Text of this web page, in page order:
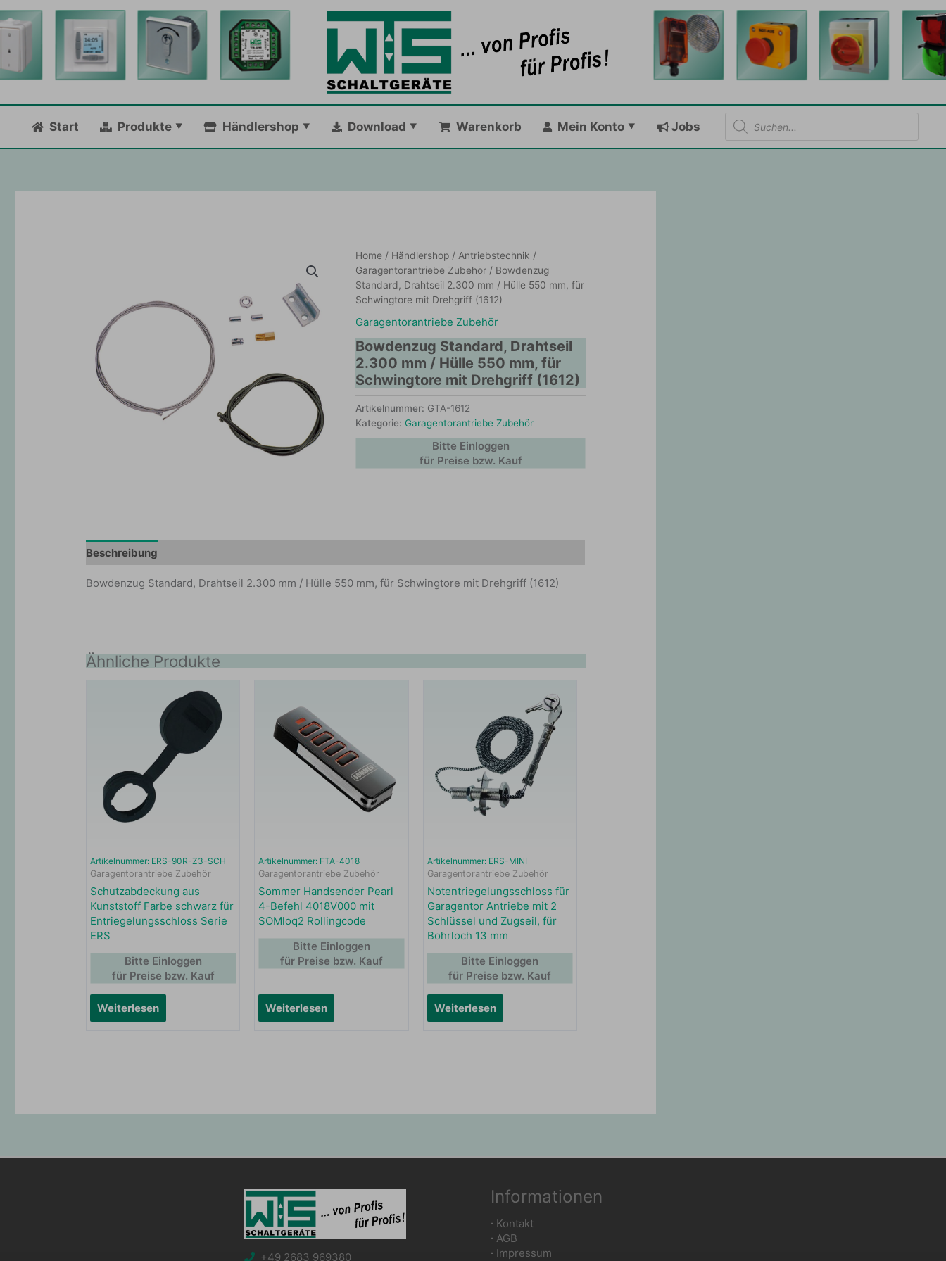
Zum
Inhalt
springen
Start Produkte Händlershop Download Warenkorb Mein Konto Jobs
Products
search
Home / Händlershop / Antriebstechnik /
Garagentorantriebe Zubehör / Bowdenzug
Standard, Drahtseil 2.300 mm / Hülle 550 mm, für
Schwingtore mit Drehgriff (1612)
Garagentorantriebe Zubehör
Bowdenzug Standard, Drahtseil
2.300 mm / Hülle 550 mm, für
Schwingtore mit Drehgriff (1612)
Artikelnummer: GTA-1612
Kategorie:Garagentorantriebe Zubehör
Bitte Einloggen
für Preise bzw. Kauf
Beschreibung
Bowdenzug Standard, Drahtseil 2.300 mm / Hülle 550 mm, für Schwingtore mit Drehgriff (1612)
Ähnliche Produkte
Artikelnummer: ERS-90R-Z3-SCH
Garagentorantriebe Zubehör
Schutzabdeckung aus
Kunststoff Farbe schwarz für
Entriegelungsschloss Serie
ERS
Weiterlesen
Bitte Einloggen
für Preise bzw. Kauf
Artikelnummer: FTA-4018
Garagentorantriebe Zubehör
Sommer Handsender Pearl
4-Befehl 4018V000 mit
SOMloq2 Rollingcode
Weiterlesen
Bitte Einloggen
für Preise bzw. Kauf
Artikelnummer: ERS-MINI
Garagentorantriebe Zubehör
Notentriegelungsschloss für
Garagentor Antriebe mit 2
Schlüssel und Zugseil, für
Bohrloch 13 mm
Weiterlesen
Bitte Einloggen
für Preise bzw. Kauf
+49 2683 969380
Informationen
∙ Kontakt
∙ AGB
∙ Impressum